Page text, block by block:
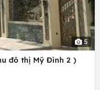
5
đô thị Mỹ Đình 2 )